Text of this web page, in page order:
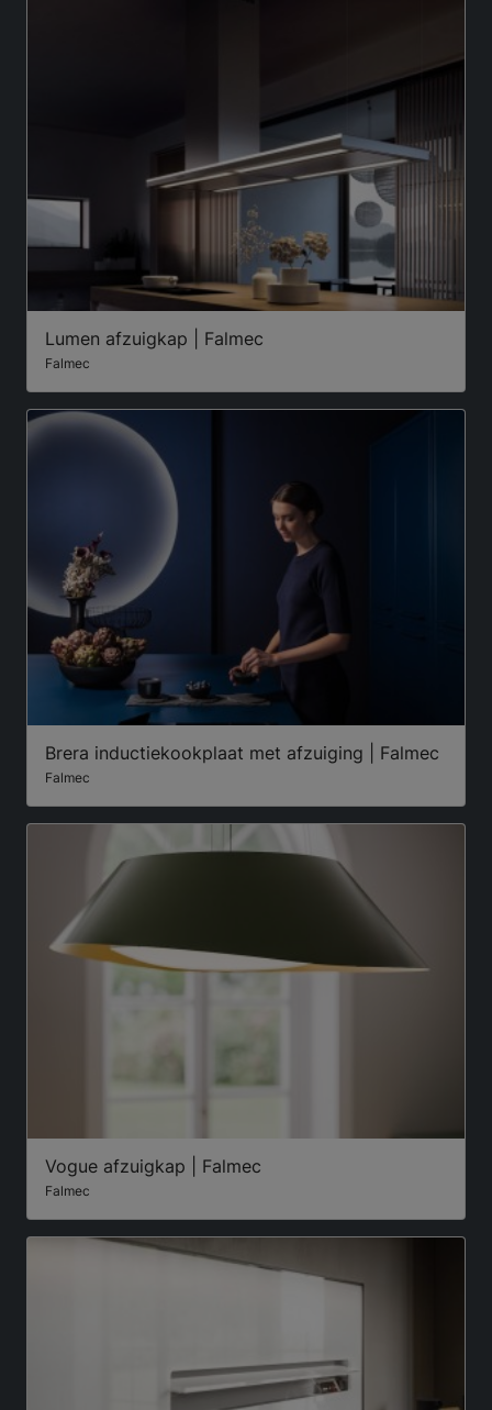
Lumen afzuigkap | Falmec
Falmec
Brera inductiekookplaat met afzuiging | Falmec
Falmec
Vogue afzuigkap | Falmec
Falmec